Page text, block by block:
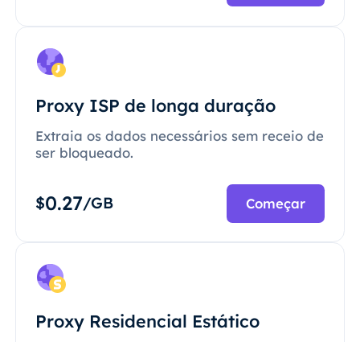
Proxy ISP de longa duração
Extraia os dados necessários sem receio de
ser bloqueado.
$0.27/GB Começar
Proxy Residencial Estático